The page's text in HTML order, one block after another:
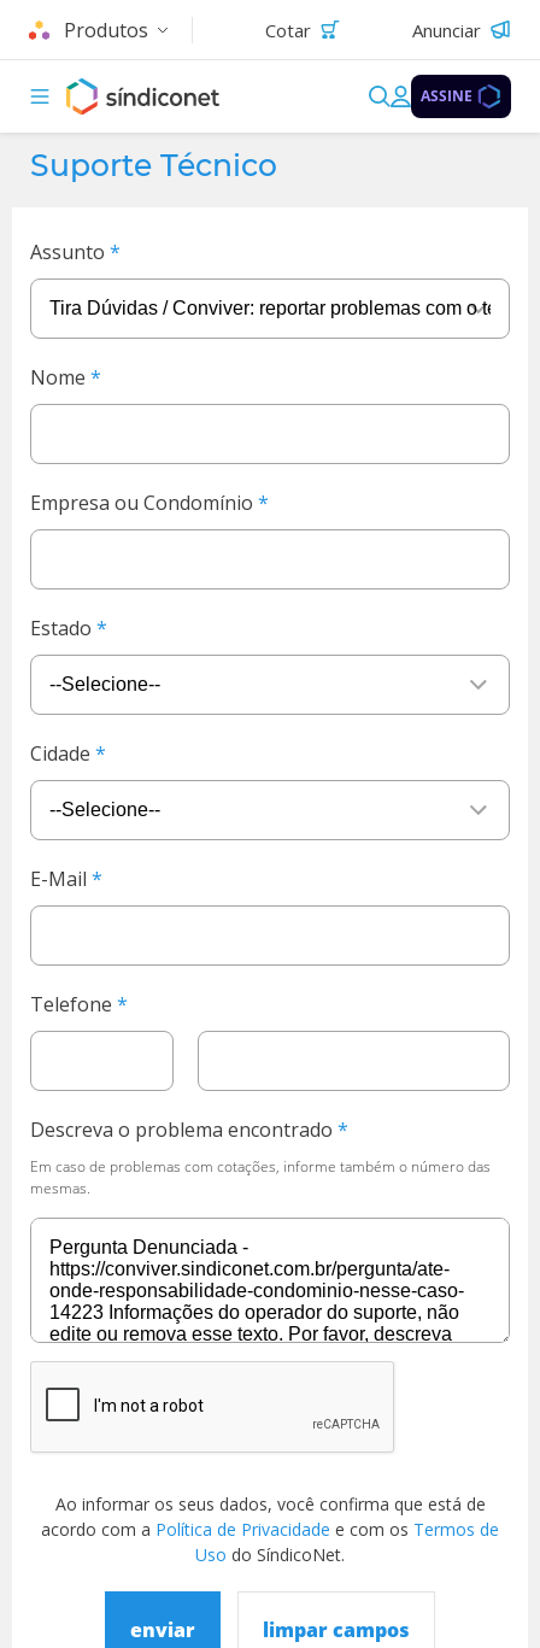
Produtos Cotar Anunciar
ASSINE
Suporte Técnico
Assunto
Nome
Empresa ou Condomínio
Estado
Cidade
E-Mail
Telefone
Descreva o problema encontrado
Em caso de problemas com cotações, informe também o número das
mesmas.
Ao informar os seus dados, você confirma que está de
acordo com a Política de Privacidade e com os Termos de
Uso do SíndicoNet.
enviar limpar campos